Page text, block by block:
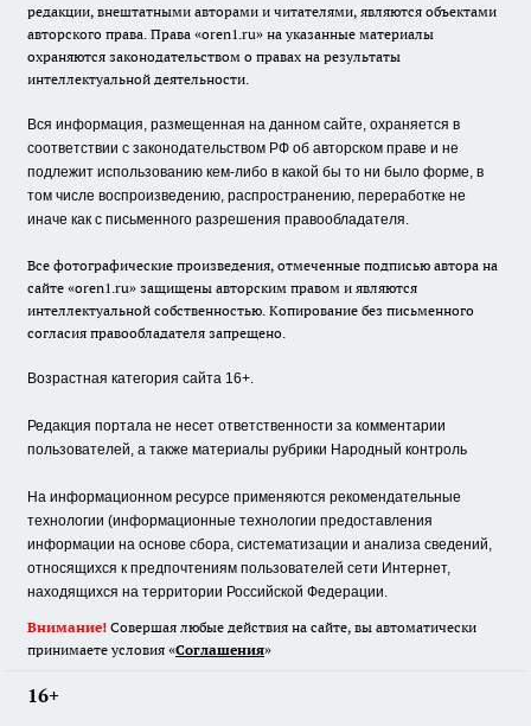
редакции, внештатными авторами и читателями, являются объектами
авторского права. Права «oren1.ru» на указанные материалы
охраняются законодательством о правах на результаты
интеллектуальной деятельности.
Вся информация, размещенная на данном сайте, охраняется в
соответствии с законодательством РФ об авторском праве и не
подлежит использованию кем-либо в какой бы то ни было форме, в
том числе воспроизведению, распространению, переработке не
иначе как с письменного разрешения правообладателя.
Все фотографические произведения, отмеченные подписью автора на
сайте «oren1.ru» защищены авторским правом и являются
интеллектуальной собственностью. Копирование без письменного
согласия правообладателя запрещено.
Возрастная категория сайта 16+.
Редакция портала не несет ответственности за комментарии
пользователей, а также материалы рубрики Народный контроль
На информационном ресурсе применяются рекомендательные
технологии (информационные технологии предоставления
информации на основе сбора, систематизации и анализа сведений,
относящихся к предпочтениям пользователей сети Интернет,
находящихся на территории Российской Федерации.
Внимание! Совершая любые действия на сайте, вы автоматически
принимаете условия «Cоглашения»
16+